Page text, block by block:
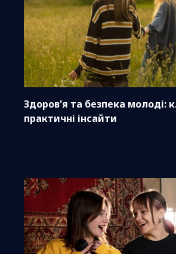
Здоров'я та безпека молоді:
практичні інсайти